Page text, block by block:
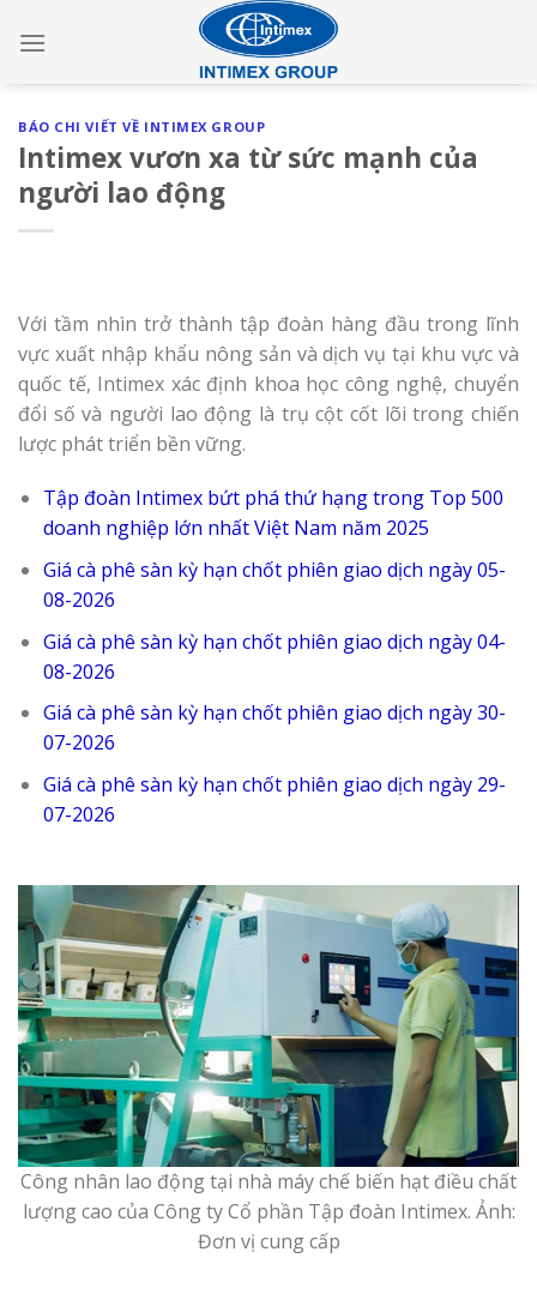
BÁO CHI VIẾT VỀ INTIMEX GROUP
Intimex vươn xa từ sức mạnh của
người lao động
Với tầm nhìn trở thành tập đoàn hàng đầu trong lĩnh
vực xuất nhập khẩu nông sản và dịch vụ tại khu vực và
quốc tế, Intimex xác định khoa học công nghệ, chuyển
đổi số và người lao động là trụ cột cốt lõi trong chiến
lược phát triển bền vững.
Tập đoàn Intimex bứt phá thứ hạng trong Top 500
doanh nghiệp lớn nhất Việt Nam năm 2025
Giá cà phê sàn kỳ hạn chốt phiên giao dịch ngày 05-
08-2026
Giá cà phê sàn kỳ hạn chốt phiên giao dịch ngày 04-
08-2026
Giá cà phê sàn kỳ hạn chốt phiên giao dịch ngày 30-
07-2026
Giá cà phê sàn kỳ hạn chốt phiên giao dịch ngày 29-
07-2026
Công nhân lao động tại nhà máy chế biến hạt điều chất
lượng cao của Công ty Cổ phần Tập đoàn Intimex. Ảnh:
Đơn vị cung cấp